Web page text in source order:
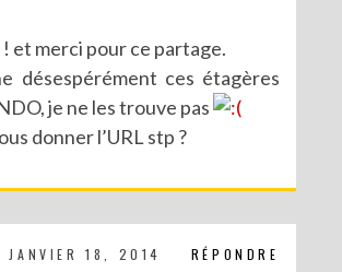
! et merci pour ce partage.
désespérément ces étagères
je ne les trouve pas
donner l’URL stp ?
RÉPONDRE
JANVIER 18, 2014